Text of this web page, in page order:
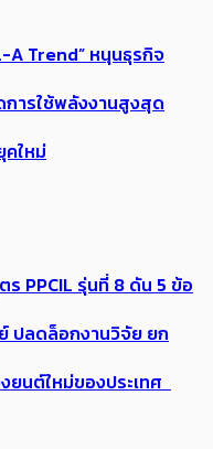
A Trend” หนุนธุรกิจ
การใช้พลังงานสูงสุด
คใหม่
ร PPCIL รุ่นที่ 8 ดัน 5 ข้อ
ปลดล็อกงานวิจัย ยก
ยนต์ใหม่ของประเทศ